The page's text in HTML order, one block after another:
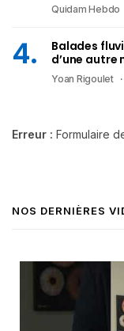
Quidam Hebdo
Balades
d’une autre
Yoan Rigoulet
Erreur : Formulaire
NOS DERNIÈRES